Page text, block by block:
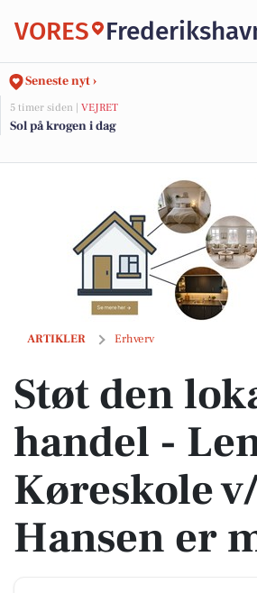
VORES
Seneste nyt ›
5 timer siden | VEJRET
Sol på krogen i dag
ARTIKLER Erhverv
Støt den lokale handel - Lene`s
Støt den
handel -
Køreskole
Hansen er